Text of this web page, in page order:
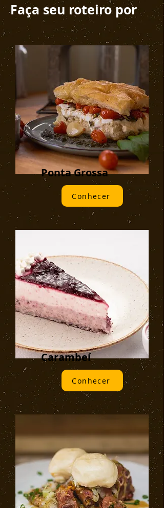
Faça seu roteiro por
Ponta Grossa
Conhecer
Carambeí
Conhecer